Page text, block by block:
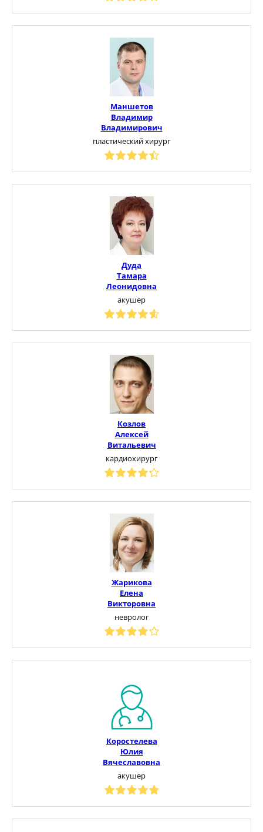
Маншетов
Владимир
Владимирович
пластический хирург
Дуда
Тамара
Леонидовна
акушер
Козлов
Алексей
Витальевич
кардиохирург
Жарикова
Елена
Викторовна
невролог
Коростелева
Юлия
Вячеславовна
акушер